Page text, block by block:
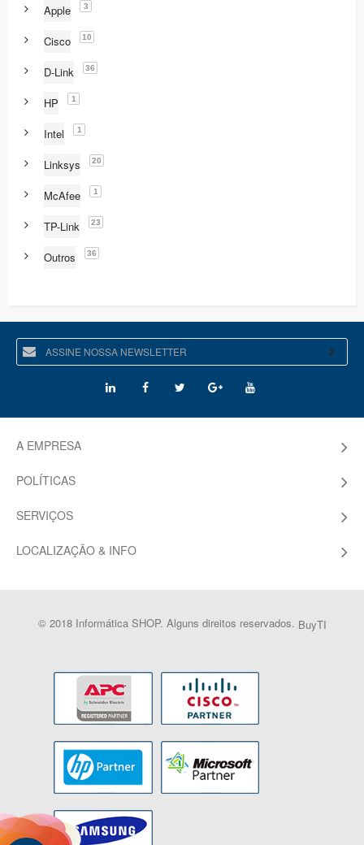
Apple 3
Cisco 10
D-Link 36
HP 1
Intel 1
Linksys 20
McAfee 1
TP-Link 23
Outros 36
A EMPRESA
POLÍTICAS
SERVIÇOS
LOCALIZAÇÃO & INFO
© 2018 Informática SHOP. Alguns direitos reservados. BuyTI